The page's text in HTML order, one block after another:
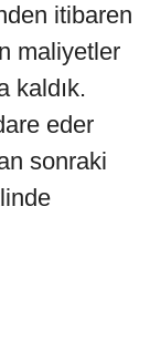
itibaren
maliyetler
kaldık.
eder
sonraki